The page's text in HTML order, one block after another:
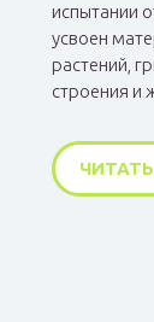
испытании
усвоен
растений,
строения и